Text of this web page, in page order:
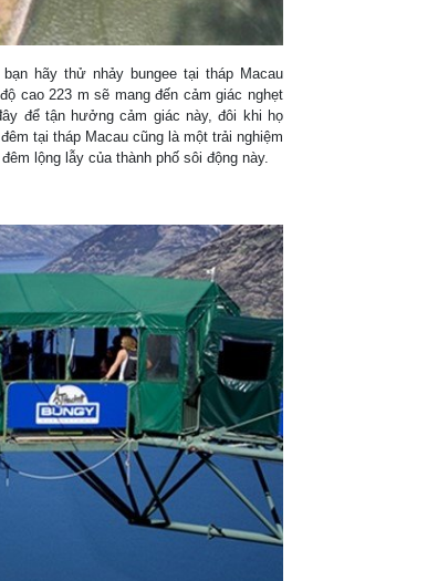
hãy thử nhảy bungee tại tháp Macau
cao 223 m sẽ mang đến cảm giác nghẹt
để tận hưởng cảm giác này, đôi khi họ
tại tháp Macau cũng là một trải nghiệm
lộng lẫy của thành phố sôi động này.